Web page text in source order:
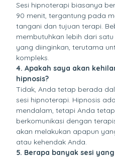
Sesi hipnoterapi biasanya
90 menit, tergantung pada
tangani dan tujuan terapi.
membutuhkan lebih dari
yang diinginkan, terutama
kompleks.
4. Apakah saya akan
hipnosis?
Tidak, Anda tetap berada
sesi hipnoterapi. Hipnosis
mendalam, tetapi Anda
berkomunikasi dengan
akan melakukan apapun
atau kehendak Anda.
5. Berapa banyak sesi